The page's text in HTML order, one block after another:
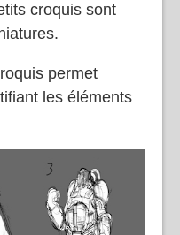
croquis sont
permet
les éléments